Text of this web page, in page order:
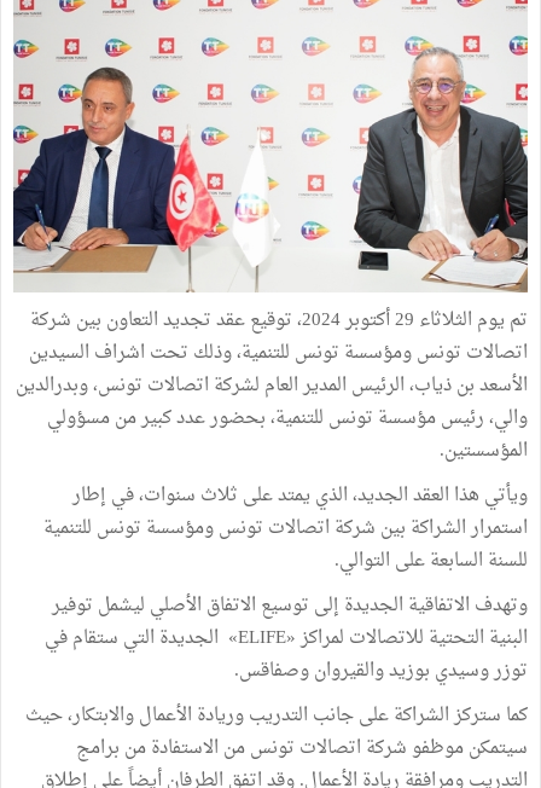
تم يوم الثلاثاء 29 أكتوبر 2024، توقيع عقد تجديد التعاون بين شركة
اتصالات تونس ومؤسسة تونس للتنمية، وذلك تحت اشراف السيدين
الأسعد بن ذياب، الرئيس المدير العام لشركة اتصالات تونس، وبدرالدين
والي، رئيس مؤسسة تونس للتنمية، بحضور عدد كبير من مسؤولي
المؤسستين.
ويأتي هذا العقد الجديد، الذي يمتد على ثلاث سنوات، في إطار
استمرار الشراكة بين شركة اتصالات تونس ومؤسسة تونس للتنمية
للسنة السابعة على التوالي.
وتهدف الاتفاقية الجديدة إلى توسيع الاتفاق الأصلي ليشمل توفير
البنية التحتية للاتصالات لمراكز «ELIFE» الجديدة التي ستقام في
توزر وسيدي بوزيد والقيروان وصفاقس.
كما ستركز الشراكة على جانب التدريب وريادة الأعمال والابتكار، حيث
سيتمكن موظفو شركة اتصالات تونس من الاستفادة من برامج